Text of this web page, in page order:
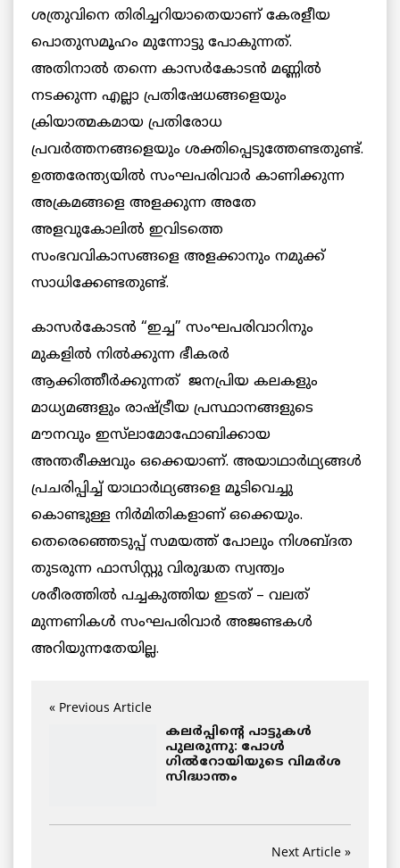
ശത്രുവിനെ തിരിച്ചറിയാതെയാണ് കേരളീയ
പൊതുസമൂഹം മുന്നോട്ടു പോകുന്നത്.
അതിനാൽ തന്നെ കാസര്‍കോടന്‍ മണ്ണില്‍
നടക്കുന്ന എല്ലാ പ്രതിഷേധങ്ങളെയും
ക്രിയാത്മകമായ പ്രതിരോധ
പ്രവര്‍ത്തനങ്ങളെയും ശക്തിപ്പെടുത്തേണ്ടതുണ്ട്.
ഉത്തരേന്ത്യയില്‍ സംഘപരിവാര്‍ കാണിക്കുന്ന
അക്രമങ്ങളെ അളക്കുന്ന അതേ
അളവുകോലില്‍ ഇവിടത്തെ
സംഭവവികാസങ്ങളെ അളക്കാനും നമുക്ക്
സാധിക്കേണ്ടതുണ്ട്.
കാസര്‍കോടൻ “ഇച്ച” സംഘപരിവാറിനും
മുകളിൽ നിൽക്കുന്ന ഭീകരർ
ആക്കിത്തീർക്കുന്നത് ജനപ്രിയ കലകളും
മാധ്യമങ്ങളും രാഷ്ട്രീയ പ്രസ്ഥാനങ്ങളുടെ
മൗനവും ഇസ്‌ലാമോഫോബിക്കായ
അന്തരീക്ഷവും ഒക്കെയാണ്. അയാഥാർഥ്യങ്ങൾ
പ്രചരിപ്പിച്ച് യാഥാർഥ്യങ്ങളെ മൂടിവെച്ചു
കൊണ്ടുള്ള നിർമിതികളാണ് ഒക്കെയും.
തെരെഞ്ഞെടുപ്പ് സമയത്ത് പോലും നിശബ്ദത
തുടരുന്ന ഫാസിസ്റ്റു വിരുദ്ധത സ്വന്ത്വം
ശരീരത്തിൽ പച്ചകുത്തിയ ഇടത് – വലത്
മുന്നണികൾ സംഘപരിവാർ അജണ്ടകൾ
അറിയുന്നതേയില്ല.
« Previous Article
കലര്‍പ്പിന്‍റെ പാട്ടുകള്‍
പുലരുന്നു: പോള്‍
ഗില്‍റോയിയുടെ വിമര്‍ശ
സിദ്ധാന്തം
Next Article »